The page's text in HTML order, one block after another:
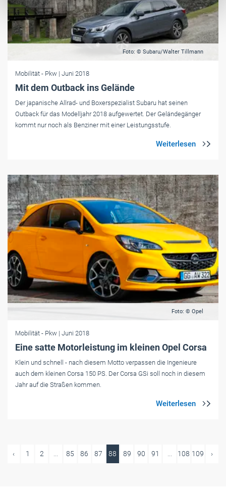
Foto: © Subaru/Walter Tillmann
Mobilität - Pkw | Juni 2018
Mit dem Outback ins Gelände
Der japanische Allrad- und Boxerspezialist Subaru hat seinen
Outback für das Modelljahr 2018 aufgewertet. Der Geländegänger
kommt nur noch als Benziner mit einer Leistungsstufe.
Foto: © Opel
Mobilität - Pkw | Juni 2018
Eine satte Motorleistung im kleinen Opel Corsa
Klein und schnell - nach diesem Motto verpassen die Ingenieure
auch dem kleinen Corsa 150 PS. Der Corsa GSi soll noch in diesem
Jahr auf die Straßen kommen.
‹ 1 2 ... 85 86 87 88 89 90 91 ... 108 109 ›